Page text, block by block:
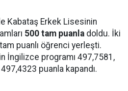
Kabataş Erkek Lisesinin
500 tam puanla doldu. İki
puanlı öğrenci yerleşti.
İngilizce programı 497,7581,
puanla kapandı.